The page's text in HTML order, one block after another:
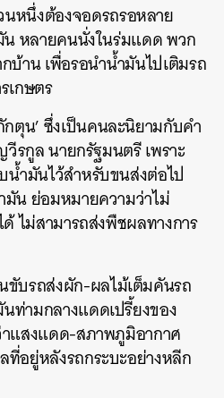
หนึ่งต้องจอดรถรอหลาย
น หลายคนนั่งในร่มแดด พวก
บ้าน เพื่อรอนำน้ำมันไปเติมรถ
เกษตร
ตุน’ ซึ่งเป็นคนละนิยามกับคำ
รกูล นายกรัฐมนตรี เพราะ
น้ำมันไว้สำหรับขนส่งต่อไป
มัน ย่อมหมายความว่าไม่
ไม่สามารถส่งพืชผลทางการ
บรถส่งผัก-ผลไม้เต็มคันรถ
ท่ามกลางแดดเปรี้ยงของ
แสงแดด-สภาพภูมิอากาศ
อยู่หลังรถกระบะอย่างหลีก